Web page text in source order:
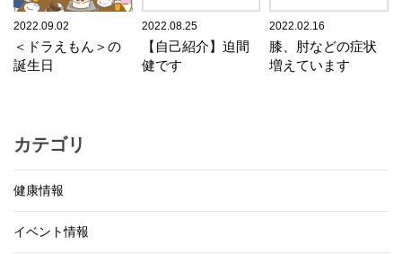
2022.09.02
＜ドラえもん＞の
誕生日
2022.08.25
【自己紹介】迫間
健です
2022.02.16
膝、肘などの症状
増えています
カテゴリ
健康情報
イベント情報